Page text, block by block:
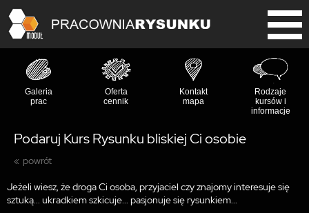
Galeria
prac
Oferta
cennik
Kontakt
mapa
Rodzaje
kursów i
informacje
Podaruj Kurs Rysunku bliskiej Ci osobie
powrót
Jeżeli wiesz, że droga Ci osoba, przyjaciel czy znajomy interesuje się
sztuką... ukradkiem szkicuje... pasjonuje się rysunkiem...